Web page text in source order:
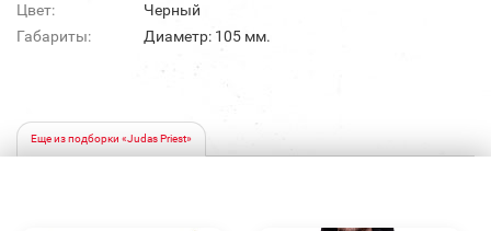
Цвет:
Черный
Габариты:
Диаметр: 105 мм.
Еще из подборки «Judas Priest»